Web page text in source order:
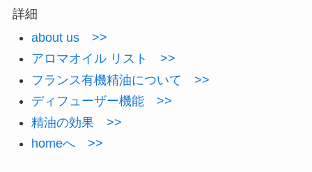
詳細
about us >>
アロマオイル リスト >>
フランス有機精油について >>
ディフューザー機能 >>
精油の効果 >>
homeへ >>